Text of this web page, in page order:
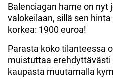
Balenciagan hame on nyt
valokeilaan, sillä sen
korkea: 1900 euroa!
Parasta koko tilanteessa
muistuttaa erehdyttävästi
kaupasta muutamalla